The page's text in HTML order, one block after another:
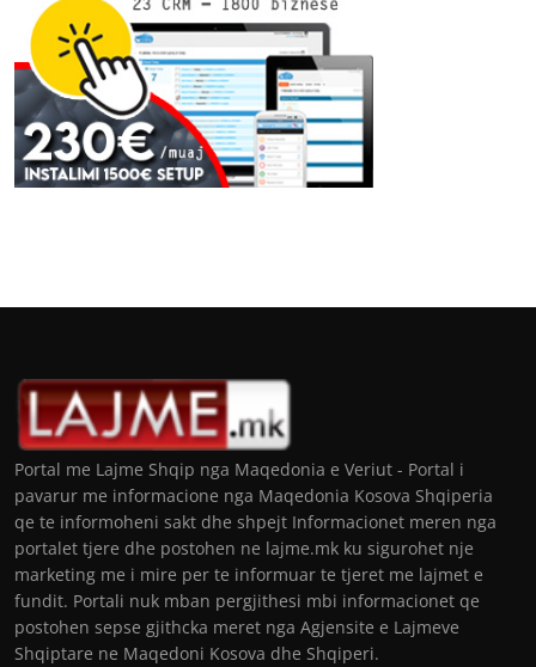
Portal me Lajme Shqip nga Maqedonia e Veriut - Portal i
pavarur me informacione nga Maqedonia Kosova Shqiperia
qe te informoheni sakt dhe shpejt Informacionet meren nga
portalet tjere dhe postohen ne lajme.mk ku sigurohet nje
marketing me i mire per te informuar te tjeret me lajmet e
fundit. Portali nuk mban pergjithesi mbi informacionet qe
postohen sepse gjithcka meret nga Agjensite e Lajmeve
Shqiptare ne Maqedoni Kosova dhe Shqiperi.